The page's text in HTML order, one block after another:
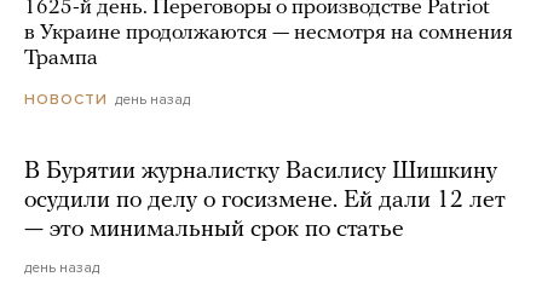
1625-й день. Переговоры о производстве Patriot
в Украине продолжаются — несмотря на сомнения
Трампа
НОВОСТИ день назад
В Бурятии журналистку Василису Шишкину
осудили по делу о госизмене. Ей дали 12 лет
— это минимальный срок по статье
день назад